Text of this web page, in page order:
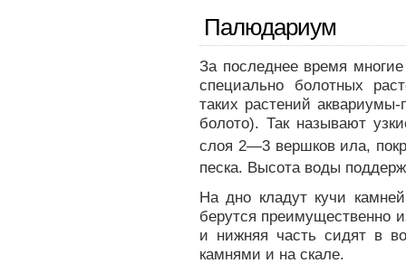
Палюдариум
За последнее время
специально болотных
таких растений
болото). Так называют
слоя 2—3 вершков ила,
песка. Высота воды
На дно кладут кучи
берутся преимущественно
и нижняя часть сидят в
камнями и на скале.